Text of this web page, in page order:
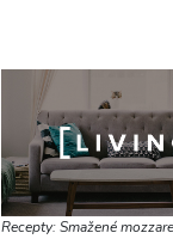
Recepty: Smažené